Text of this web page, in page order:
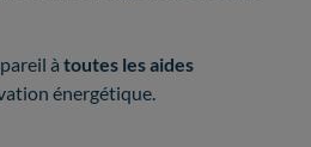
à toutes les aides
énergétique.